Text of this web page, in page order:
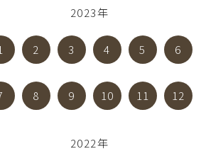
2023年
2 3 4 5 6
8 9 10 11 12
2022年